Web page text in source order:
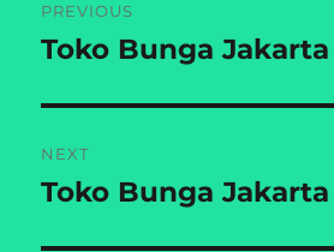
navigation
PREVIOUS
Previous
Toko Bunga
NEXT
Next
Toko Bunga